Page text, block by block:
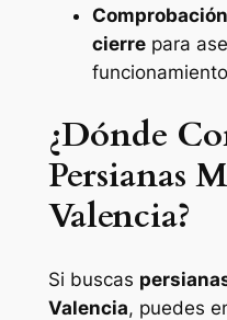
cierrepara
¿Dónde
Persianas
Valencia?
Si buscas
Valencia, puedes